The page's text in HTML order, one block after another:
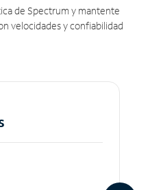
de Spectrum y mantente
velocidades y confiabilidad